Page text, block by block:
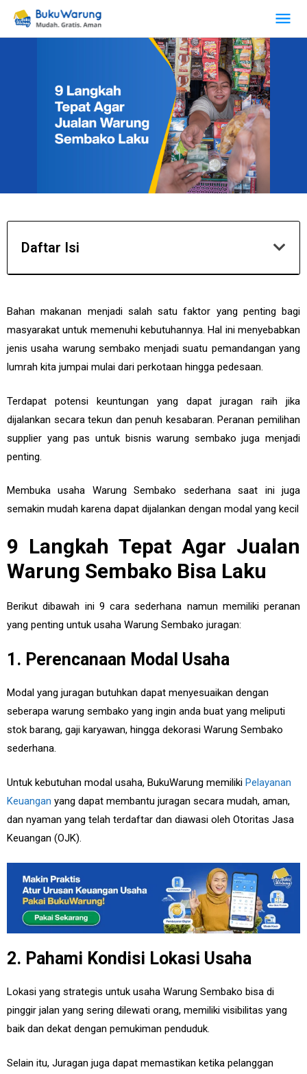
Daftar Isi
Bahan makanan menjadi salah satu faktor yang penting bagi
masyarakat untuk memenuhi kebutuhannya. Hal ini menyebabkan
jenis usaha warung sembako menjadi suatu pemandangan yang
lumrah kita jumpai mulai dari perkotaan hingga pedesaan.
Terdapat potensi keuntungan yang dapat juragan raih jika
dijalankan secara tekun dan penuh kesabaran. Peranan pemilihan
supplier yang pas untuk bisnis warung sembako juga menjadi
penting.
Membuka usaha Warung Sembako sederhana saat ini juga
semakin mudah karena dapat dijalankan dengan modal yang kecil
9 Langkah Tepat Agar Jualan
Warung Sembako Bisa Laku
Berikut dibawah ini 9 cara sederhana namun memiliki peranan
yang penting untuk usaha Warung Sembako juragan:
1. Perencanaan Modal Usaha
Modal yang juragan butuhkan dapat menyesuaikan dengan
seberapa warung sembako yang ingin anda buat yang meliputi
stok barang, gaji karyawan, hingga dekorasi Warung Sembako
sederhana.
Untuk kebutuhan modal usaha, BukuWarung memiliki Pelayanan
Keuangan yang dapat membantu juragan secara mudah, aman,
dan nyaman yang telah terdaftar dan diawasi oleh Otoritas Jasa
Keuangan (OJK).
2. Pahami Kondisi Lokasi Usaha
Lokasi yang strategis untuk usaha Warung Sembako bisa di
pinggir jalan yang sering dilewati orang, memiliki visibilitas yang
baik dan dekat dengan pemukiman penduduk.
Selain itu, Juragan juga dapat memastikan ketika pelanggan